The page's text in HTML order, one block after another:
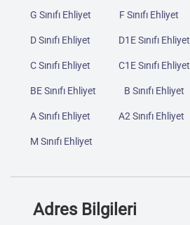
G Sınıfı Ehliyet F Sınıfı Ehliyet
D Sınıfı Ehliyet D1E Sınıfı Ehliyet
C Sınıfı Ehliyet C1E Sınıfı Ehliyet
BE Sınıfı Ehliyet B Sınıfı Ehliyet
A Sınıfı Ehliyet A2 Sınıfı Ehliyet
M Sınıfı Ehliyet
Adres Bilgileri